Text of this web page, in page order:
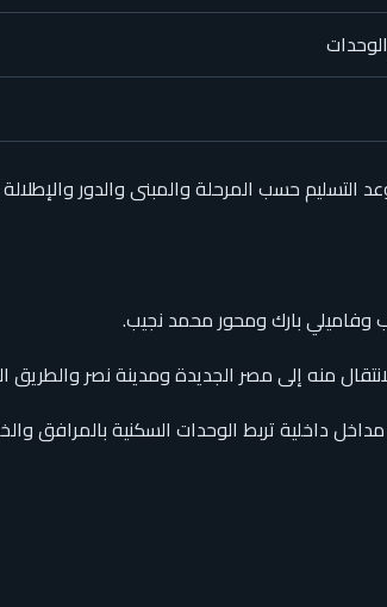
حسب المرحلة والمبنى والدور والإطلالة
وفاميلي بارك ومحور محمد نجيب.
منه إلى مصر الجديدة ومدينة نصر والطريق
داخلية تربط الوحدات السكنية بالمرافق